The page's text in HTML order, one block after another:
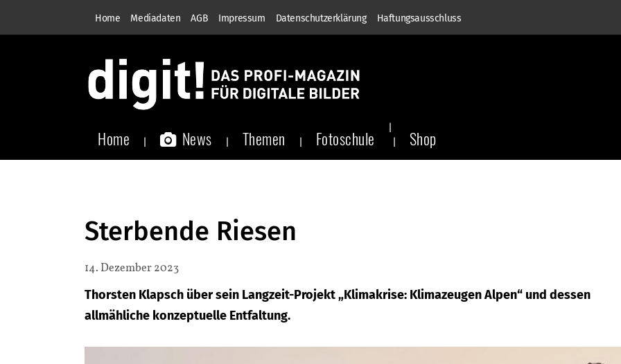
Home Mediadaten AGB Impressum Datenschutzerklärung Haftungsausschluss
Home News Themen Fotoschule Shop
Sterbende Riesen
14. Dezember 2023
Thorsten Klapsch über sein Langzeit-Projekt „Klimakrise: Klimazeugen Alpen“ und dessen
allmähliche konzeptuelle Entfaltung.